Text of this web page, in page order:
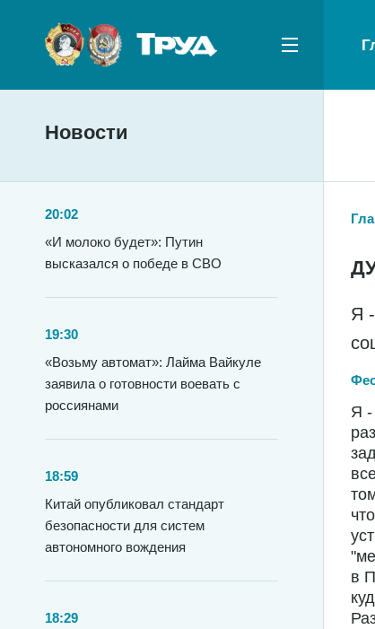
Новости
20:02
«И молоко будет»: Путин
высказался о победе в СВО
19:30
«Возьму автомат»: Лайма Вайкуле
заявила о готовности воевать с
россиянами
18:59
Китай опубликовал стандарт
безопасности для систем
автономного вождения
18:29
Я
Я -
в